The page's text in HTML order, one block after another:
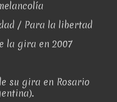
/ Para la libertad
la gira en 2007
su gira en Rosario